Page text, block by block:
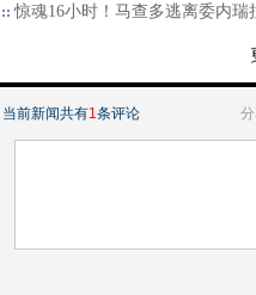
惊魂16小时！马查多逃离委内瑞
当前新闻共有1条评论 分